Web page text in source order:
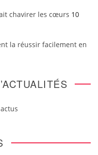
chavirer les cœurs 10
la réussir facilement en